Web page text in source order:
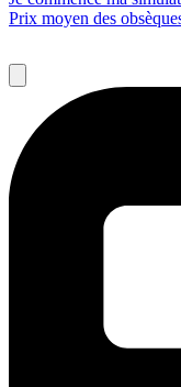
Prix moyen des